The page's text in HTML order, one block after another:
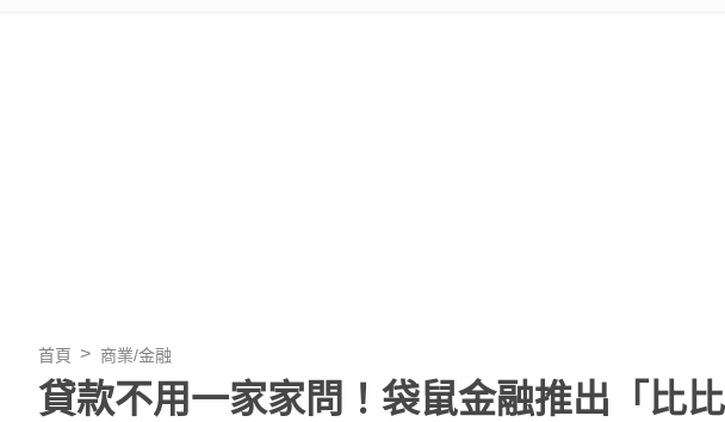
首頁 商業/金融
貸款不用一家家問！袋鼠金融推出「比